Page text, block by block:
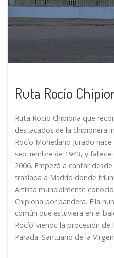
Ruta Rocío
Ruta Rocío Chipiona que
destacados de la chipionera
Rocío Mohedano Jurado
septiembre de 1943, y
2006. Empezó a cantar
traslada a Madrid donde
Artista mundialmente
Chipiona por bandera. Ella
común que estuviera en el
Rocío’ viendo la procesión de
Parada: Santuario de la